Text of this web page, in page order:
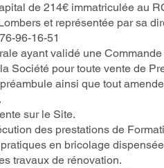
de 214€ immatriculée au
et représentée par sa
96-16-51
ayant validé une
Société pour toute vente de
ainsi que tout
sur le Site.
des prestations de
en bricolage
travaux de rénovation.